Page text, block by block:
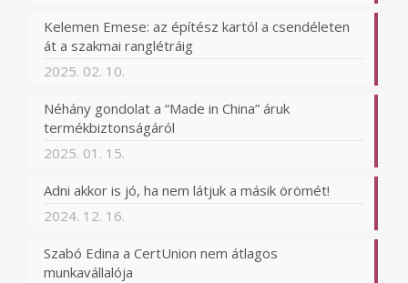
Kelemen Emese: az építész kartól a csendéleten
át a szakmai ranglétráig
2025. 02. 10.
Néhány gondolat a “Made in China” áruk
termékbiztonságáról
2025. 01. 15.
Adni akkor is jó, ha nem látjuk a másik örömét!
2024. 12. 16.
Szabó Edina a CertUnion nem átlagos
munkavállalója